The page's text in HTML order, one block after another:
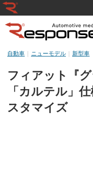
フィアット『
「カルテル」
スタマイズ
自動車 ニューモデル 新型車